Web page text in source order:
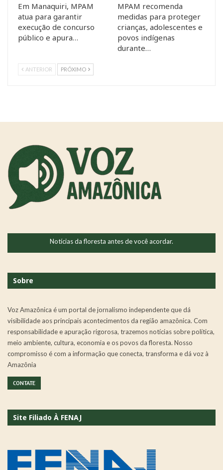
Em Manaquiri, MPAM
atua para garantir
execução de concurso
público e apura…
MPAM recomenda
medidas para proteger
crianças, adolescentes e
povos indígenas
durante…
ANTERIOR PRÓXIMO
Notícias da floresta antes de você acordar.
Sobre
Voz Amazônica é um portal de jornalismo independente que dá
visibilidade aos principais acontecimentos da região amazônica. Com
responsabilidade e apuração rigorosa, trazemos notícias sobre política,
meio ambiente, cultura, economia e os povos da floresta. Nosso
compromisso é com a informação que conecta, transforma e dá voz à
Amazônia
CONTATE
Site Filiado À FENAJ